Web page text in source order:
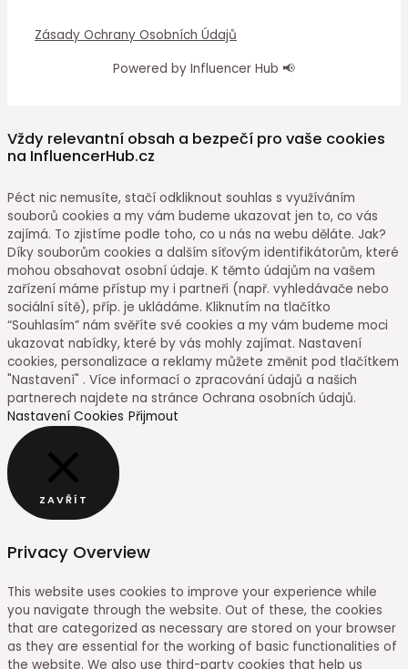
Zásady Ochrany Osobních Údajů
Powered by Influencer Hub 📢
Vždy relevantní obsah a bezpečí pro vaše cookies
na InfluencerHub.cz
Péct nic nemusíte, stačí odkliknout souhlas s využíváním
souborů cookies a my vám budeme ukazovat jen to, co vás
zajímá. To zjistíme podle toho, co u nás na webu děláte. Jak?
Díky souborům cookies a dalším síťovým identifikátorům, které
mohou obsahovat osobní údaje. K těmto údajům na vašem
zařízení máme přístup my i partneři (např. vyhledávače nebo
sociální sítě), příp. je ukládáme. Kliknutím na tlačítko
“Souhlasím” nám svěříte své cookies a my vám budeme moci
ukazovat nabídky, které by vás mohly zajímat. Nastavení
cookies, personalizace a reklamy můžete změnit pod tlačítkem
"Nastavení" . Více informací o zpracování údajů a našich
partnerech najdete na stránce Ochrana osobních údajů.
Nastavení Cookies Přijmout
ZAVŘÍT
Privacy Overview
This website uses cookies to improve your experience while
you navigate through the website. Out of these, the cookies
that are categorized as necessary are stored on your browser
as they are essential for the working of basic functionalities of
the website. We also use third-party cookies that help us